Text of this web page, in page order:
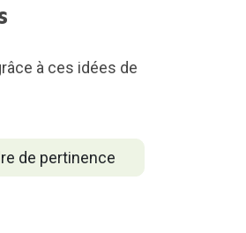
à ces idées de
de pertinence